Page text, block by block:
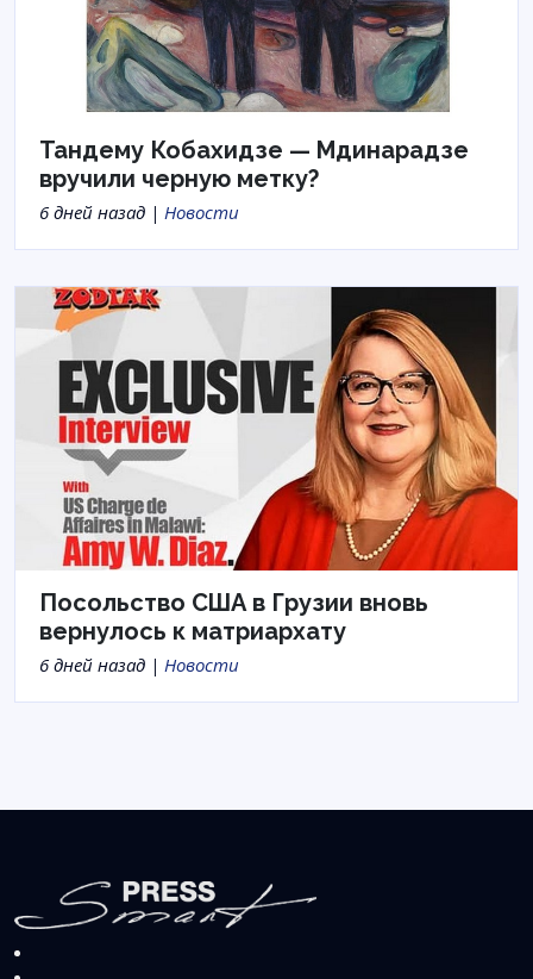
Тандему Кобахидзе — Мдинарадзе
вручили черную метку?
6 дней назад | Новости
Посольство США в Грузии вновь
вернулось к матриархату
6 дней назад | Новости